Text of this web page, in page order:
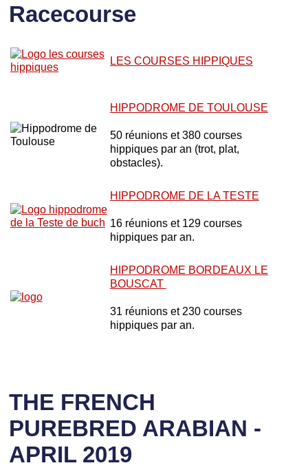
Racecourse
LES COURSES HIPPIQUES
HIPPODROME DE TOULOUSE
50 réunions et 380 courses
hippiques par an (trot, plat,
obstacles).
HIPPODROME DE LA TESTE
16 réunions et 129 courses
hippiques par an.
HIPPODROME BORDEAUX LE
BOUSCAT
31 réunions et 230 courses
hippiques par an.
THE FRENCH
PUREBRED ARABIAN -
APRIL 2019